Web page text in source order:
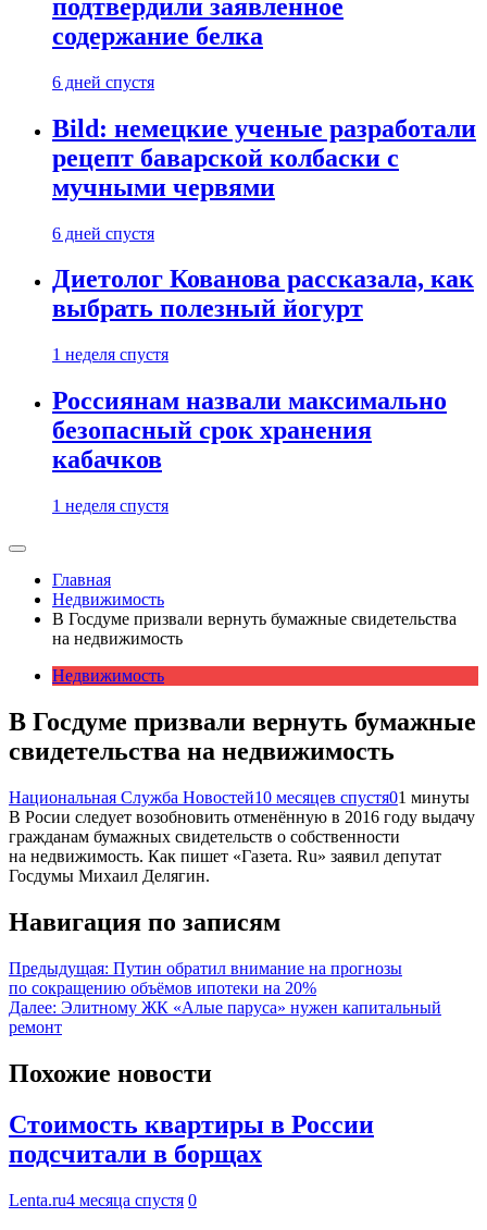
подтвердили заявленное
содержание белка
6 дней спустя
Bild: немецкие ученые разработали
рецепт баварской колбаски с
мучными червями
6 дней спустя
Диетолог Кованова рассказала, как
выбрать полезный йогурт
1 неделя спустя
Россиянам назвали максимально
безопасный срок хранения
кабачков
1 неделя спустя
Главная
Недвижимость
В Госдуме призвали вернуть бумажные свидетельства
на недвижимость
Недвижимость
В Госдуме призвали вернуть бумажные
свидетельства на недвижимость
Национальная Служба Новостей10 месяцев спустя01 минуты
В Росии следует возобновить отменённую в 2016 году выдачу
гражданам бумажных свидетельств о собственности
на недвижимость. Как пишет «Газета. Ru» заявил депутат
Госдумы Михаил Делягин.
Навигация по записям
Предыдущая: Путин обратил внимание на прогнозы
по сокращению объёмов ипотеки на 20%
Далее: Элитному ЖК «Алые паруса» нужен капитальный
ремонт
Похожие новости
Стоимость квартиры в России
подсчитали в борщах
Lenta.ru4 месяца спустя 0